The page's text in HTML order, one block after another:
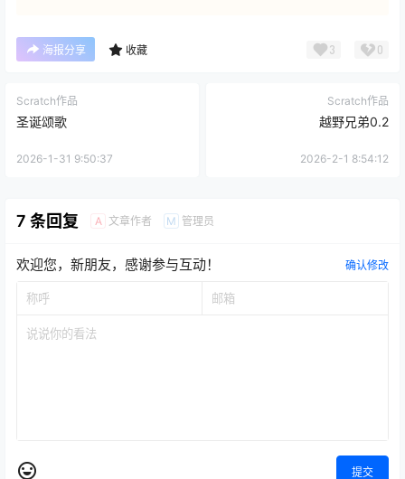
海报分享 收藏 3 0
Scratch作品
圣诞颂歌
2026-1-31 9:50:37
Scratch作品
越野兄弟0.2
2026-2-1 8:54:12
7 条回复 A 文章作者 M 管理员
欢迎您，新朋友，感谢参与互动！ 确认修改
提交